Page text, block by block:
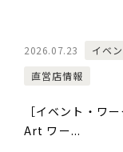
2026.07.23 イベ
直営店情報
［イベント・ワ
Art ワー...